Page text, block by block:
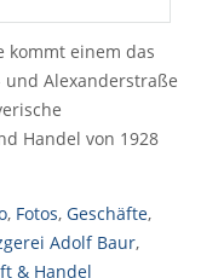
kommt einem das
Alexanderstraße
Handel von 1928
, Fotos, Geschäfte,
Adolf Baur,
& Handel